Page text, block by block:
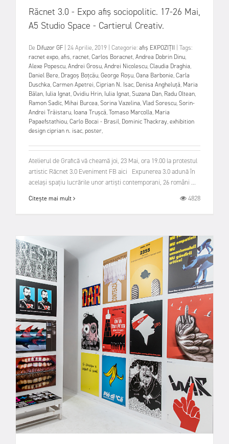
Răcnet 3.0 - Expo afiș sociopolitic. 17-26 Mai,
A5 Studio Space - Cartierul Creativ.
De Difuzor GF 24 Aprilie, 2019 Categorie:afiș EXPOZIȚII
Tags:
racnet expo,afis,racnet,Carlos Boracnet,Andrea Dobrin Dinu,
Alexe Popescu,Andrei Grosu,Andrei Nicolescu,Claudia Draghia,
Daniel Bere, Dragoș Boțcău,George Roșu,Oana Barbonie,Carla
Duschka,Carmen Apetrei,Ciprian N. Isac, Denisa Angheluță, Maria
Bălan, Iulia Ignat,Ovidiu Hrin, Iulia Ignat,Suzana Dan, Radu Oltean,
Ramon Sadîc, Mihai Burcea,Sorina Vazelina,Vlad Sorescu,Sorin-
Andrei Trăistaru, Ioana Trușcă,Tomaso Marcolla, Maria
Papaefstathiou,Carlo Bocai - Brasil, Dominic Thackray,exhibition
design ciprian n. isac,poster,
Atelierul de Grafică vă cheamă joi, 23 Mai, ora 19.00 la protestul
artistic Răcnet 3.0 Eveniment FB aici Expunerea 3.0 adună în
același spațiu lucrările unor artiști contemporani, 26 români ...
Citește mai mult 4828